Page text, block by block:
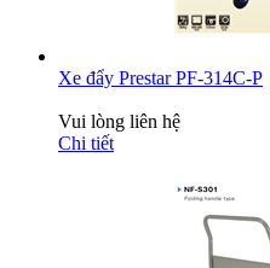
Xe đẩy Prestar PF-314C-P
Vui lòng liên hệ
Chi tiết